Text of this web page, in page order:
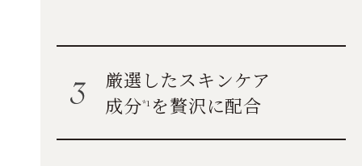
厳選したスキンケア
成分*1 を贅沢に配合